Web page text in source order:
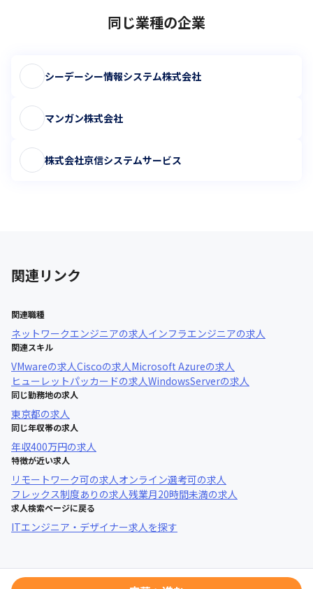
同じ業種の企業
シーデーシー情報システム株式会社
マンガン株式会社
株式会社京信システムサービス
関連リンク
関連職種
ネットワークエンジニアの求人インフラエンジニアの求人
関連スキル
VMwareの求人Ciscoの求人Microsoft Azureの求人
ヒューレットパッカードの求人WindowsServerの求人
同じ勤務地の求人
東京都の求人
同じ年収帯の求人
年収400万円の求人
特徴が近い求人
リモートワーク可の求人オンライン選考可の求人
フレックス制度あり の求人残業月20時間未満の求人
求人検索ページに戻る
ITエンジニア・デザイナー求人を探す